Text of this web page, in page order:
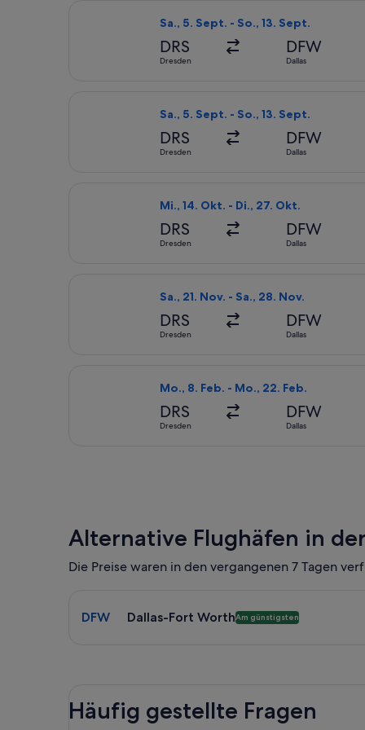
Sa., 5. Sept. - So., 13. Sept.
DRS
Dresden
DFW
Dallas
Sa., 5. Sept. - So., 13. Sept.
DRS
Dresden
DFW
Dallas
Mi., 14. Okt. - Di., 27. Okt.
DRS
Dresden
DFW
Dallas
Sa., 21. Nov. - Sa., 28. Nov.
DRS
Dresden
DFW
Dallas
Mo., 8. Feb. - Mo., 22. Feb.
DRS
Dresden
DFW
Dallas
Alternative Flughäfen in
Die Preise waren in den vergangenen 7 Tagen
DFW Dallas-Fort WorthAm günstigsten
Häufig gestellte Fragen